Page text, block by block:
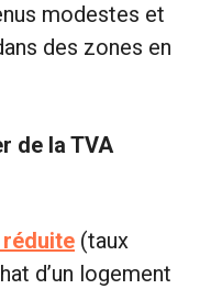
modestes et
des zones en
de la TVA
réduite (taux
d’un logement